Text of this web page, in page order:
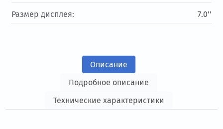
Размер дисплея: 7.0''
Описание
Подробное описание
Технические характеристики